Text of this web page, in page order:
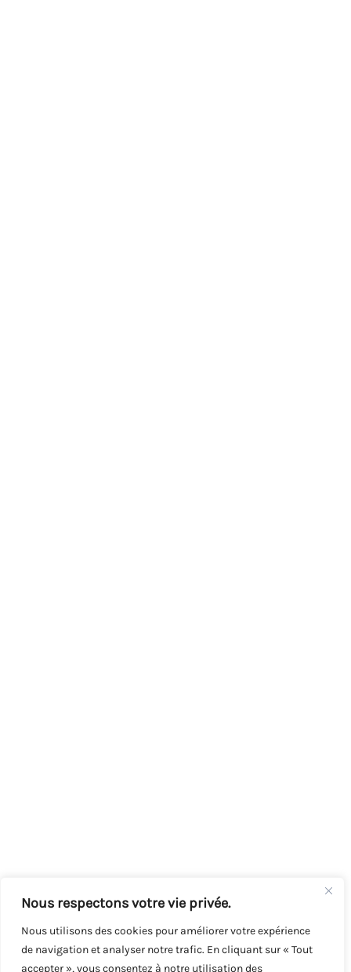
Nous respectons votre vie privée.
Nous utilisons des cookies pour améliorer votre expérience
de navigation et analyser notre trafic. En cliquant sur « Tout
accepter », vous consentez à notre utilisation des